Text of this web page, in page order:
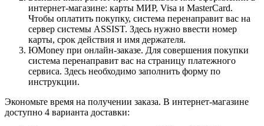
интернет-магазине: карты МИР, Visa и MasterCard.
Чтобы оплатить покупку, система перенаправит вас на
сервер системы ASSIST. Здесь нужно ввести номер
карты, срок действия и имя держателя.
ЮMoney при онлайн-заказе. Для совершения покупки
система перенаправит вас на страницу платежного
сервиса. Здесь необходимо заполнить форму по
инструкции.
Экономьте время на получении заказа. В интернет-магазине
доступно 4 варианта доставки: